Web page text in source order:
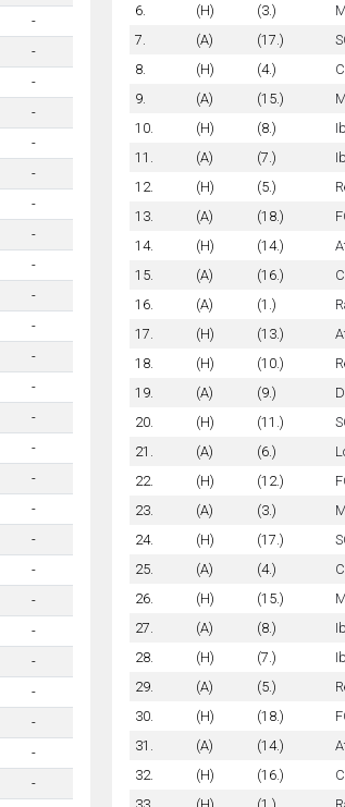
-
-
-
-
-
-
-
-
-
-
-
-
-
-
-
-
-
-
-
-
-
-
-
-
-
-
6.
(H) (3.)
7.
(A) (17.)
8.
(H) (4.)
9.
(A) (15.)
10.
(H) (8.)
11.
(A) (7.)
12.
(H) (5.)
13.
(A) (18.)
14.
(H) (14.)
15.
(A) (16.)
16.
(A) (1.)
17.
(H) (13.)
18.
(H) (10.)
19.
(A) (9.)
20.
(H) (11.)
21.
(A) (6.)
22.
(H) (12.)
23.
(A) (3.)
24.
(H) (17.)
25.
(A) (4.)
26.
(H) (15.)
27.
(A) (8.)
28.
(H) (7.)
29.
(A) (5.)
30.
(H) (18.)
31.
(A) (14.)
32.
(H) (16.)